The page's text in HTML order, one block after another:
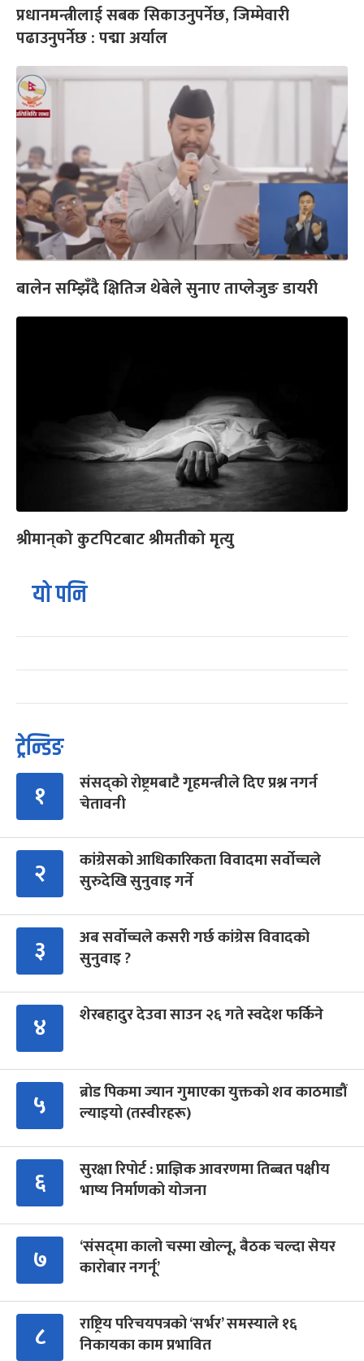
प्रधानमन्त्रीलाई सबक सिकाउनुपर्नेछ, जिम्मेवारी
पढाउनुपर्नेछ : पद्मा अर्याल
बालेन सम्झिँदै क्षितिज थेबेले सुनाए ताप्लेजुङ डायरी
श्रीमान‍्‍को कुटपिटबाट श्रीमतीको मृत्यु
यो पनि
ट्रेन्डिङ
१
संसद्को रोष्ट्रमबाटै गृहमन्त्रीले दिए प्रश्न नगर्न
चेतावनी
२
कांग्रेसको आधिकारिकता विवादमा सर्वोच्चले
सुरुदेखि सुनुवाइ गर्ने
३
अब सर्वोच्चले कसरी गर्छ कांग्रेस विवादको
सुनुवाइ ?
४ शेरबहादुर देउवा साउन २६ गते स्वदेश फर्किने
५
ब्रोड पिकमा ज्यान गुमाएका युक्तको शव काठमाडौं
ल्याइयो (तस्वीरहरू)
६
सुरक्षा रिपोर्ट : प्राज्ञिक आवरणमा तिब्बत पक्षीय
भाष्य निर्माणको योजना
७
‘संसद्‍मा कालो चस्मा खोल्नू, बैठक चल्दा सेयर
कारोबार नगर्नू’
८
राष्ट्रिय परिचयपत्रको ‘सर्भर’ समस्याले १६
निकायका काम प्रभावित